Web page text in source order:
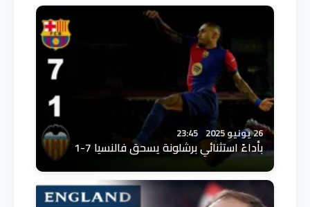
26 يونيو 2025 23:45
بأداءً استثنائي برشلونة يسحق فالنسيا 7-1